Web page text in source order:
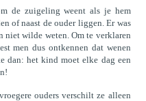
de zuigeling weent als je hem
of naast de ouder liggen. Er was
niet wilde weten. Om te verklaren
men dus ontkennen dat wenen
dan: het kind moet elke dag een
ouders verschilt ze alleen